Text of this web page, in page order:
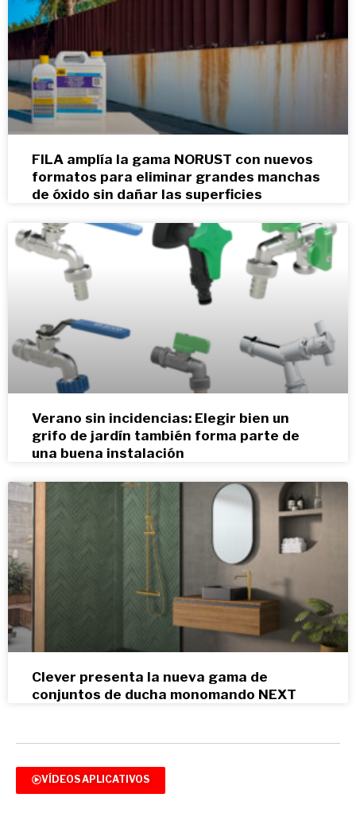
FILA amplía la gama NORUST con nuevos
formatos para eliminar grandes manchas
de óxido sin dañar las superficies
Verano sin incidencias: Elegir bien un
grifo de jardín también forma parte de
una buena instalación
Clever presenta la nueva gama de
conjuntos de ducha monomando NEXT
VÍDEOS APLICATIVOS